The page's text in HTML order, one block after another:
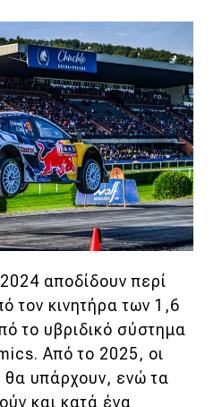
αποδίδουν περί
τον κινητήρα των 1,6
το υβριδικό σύστημα
Από το 2025, οι
θα υπάρχουν, ενώ τα
και κατά ένα